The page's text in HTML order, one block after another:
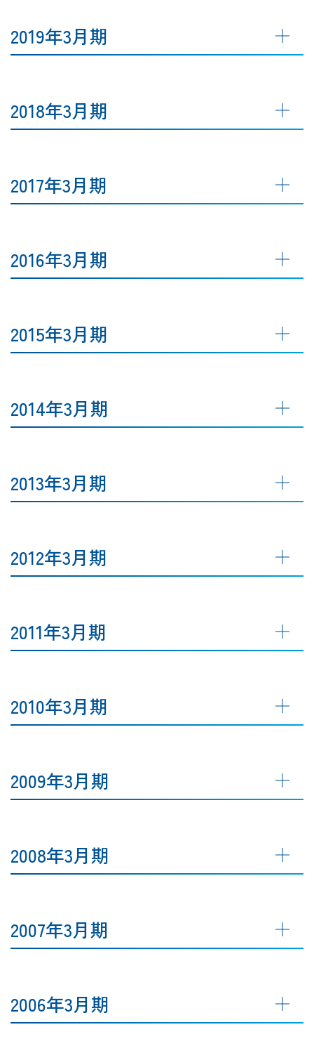
2019年3月期
2018年3月期
2017年3月期
2016年3月期
2015年3月期
2014年3月期
2013年3月期
2012年3月期
2011年3月期
2010年3月期
2009年3月期
2008年3月期
2007年3月期
2006年3月期